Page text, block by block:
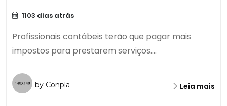
1103 dias atrás
Profissionais contábeis terão que pagar mais
impostos para prestarem serviços....
by Conpla Leia mais